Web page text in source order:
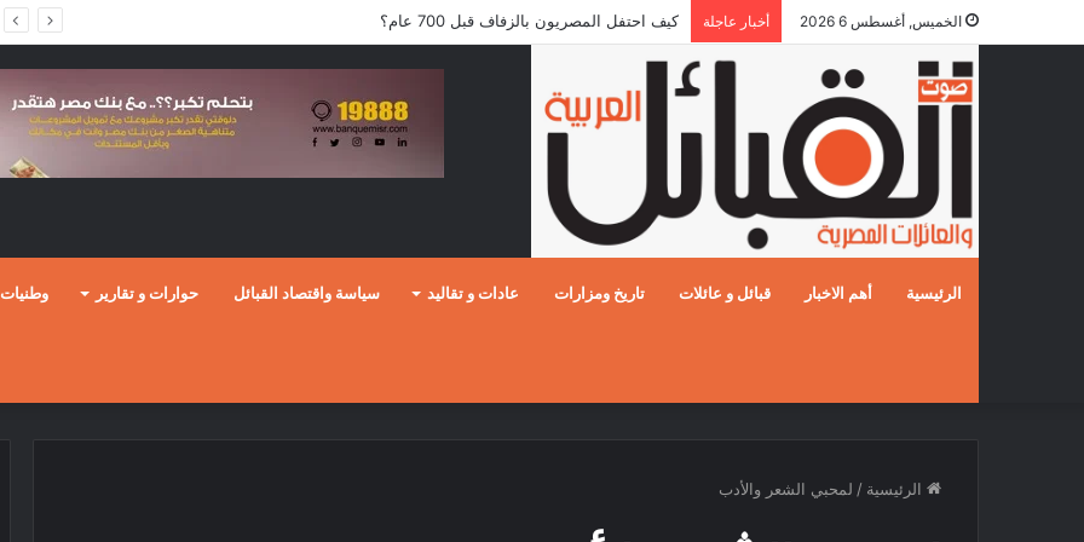
الخميس, أغسطس 6 2026 أخبار عاجلة كيف احتفل المصريون بالزفاف قبل 700 عام؟
الرئيسية أهم الاخبار قبائل و عائلات تاريخ ومزارات عادات و تقاليد سياسة واقتصاد القبائل حوارات و تقارير وطنيات
الرئيسية / لمحبي الشعر والأدب